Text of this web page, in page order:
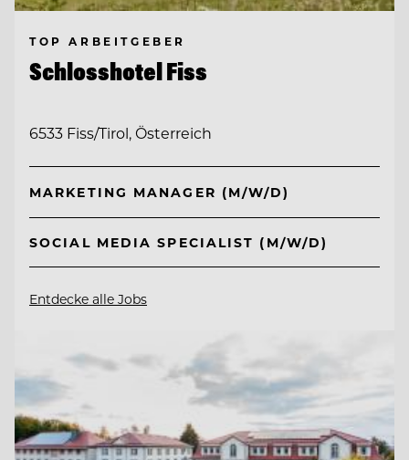
TOP ARBEITGEBER
Schlosshotel Fiss
6533 Fiss/Tirol, Österreich
MARKETING MANAGER (M/W/D)
SOCIAL MEDIA SPECIALIST (M/W/D)
Entdecke alle Jobs